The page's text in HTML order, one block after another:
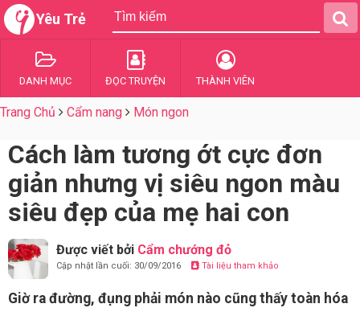
Yêu Trẻ
DANH MỤC ĐỌC TRUYỆN THÀNH VIÊN
Trang Chủ Cẩm nang Món ngon
Cách làm tương ớt cực đơn
giản nhưng vị siêu ngon màu
siêu đẹp của mẹ hai con
Được viết bởi Cẩm chướng đỏ
Cập nhật lần cuối: 30/09/2016 Tài liệu tham khảo
Giờ ra đường, đụng phải món nào cũng thấy toàn hóa